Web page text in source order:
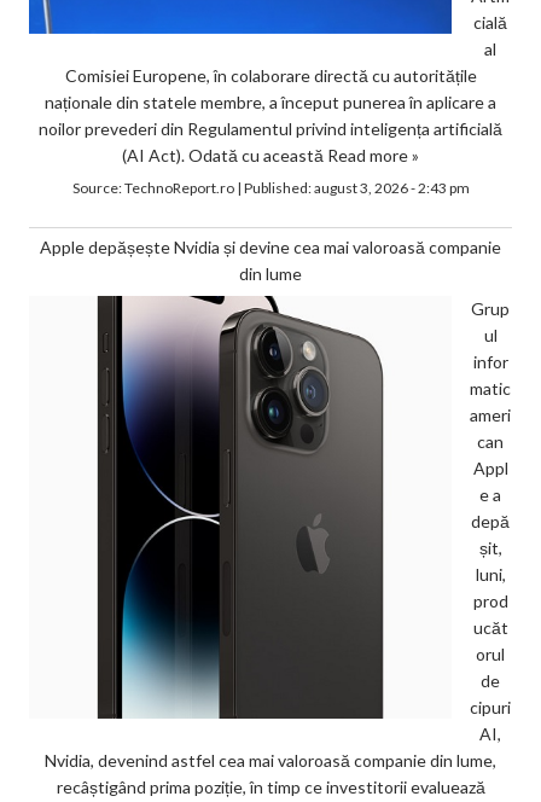
cială
al
Comisiei Europene, în colaborare directă cu autoritățile
naționale din statele membre, a început punerea în aplicare a
noilor prevederi din Regulamentul privind inteligența artificială
(AI Act). Odată cu această Read more »
Source:TechnoReport.ro| Published:august 3, 2026 - 2:43 pm
Apple depășește Nvidia și devine cea mai valoroasă companie
din lume
Grup
ul
infor
matic
ameri
can
Appl
e a
depă
șit,
luni,
prod
ucăt
orul
de
cipuri
AI,
Nvidia, devenind astfel cea mai valoroasă companie din lume,
recâștigând prima poziție, în timp ce investitorii evaluează